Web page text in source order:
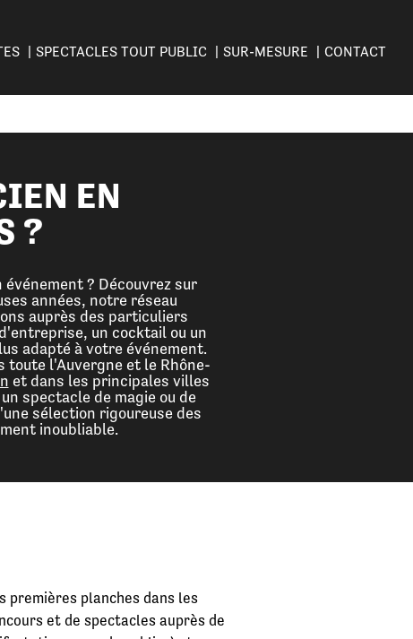
SPECTACLES TOUT PUBLIC SUR-MESURE CONTACT
EN
?
? Découvrez sur
années, notre réseau
auprès des particuliers
un cocktail ou un
adapté à votre événement.
toute l'Auvergne et le Rhône-
et dans les principales villes
spectacle de magie ou de
sélection rigoureuse des
inoubliable.
premières planches dans les
et de spectacles auprès de